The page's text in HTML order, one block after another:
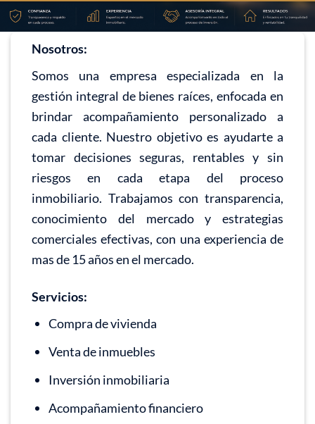
Nosotros:
Somos una empresa especializada en la
gestión integral de bienes raíces, enfocada en
brindar acompañamiento personalizado a
cada cliente. Nuestro objetivo es ayudarte a
tomar decisiones seguras, rentables y sin
riesgos en cada etapa del proceso
inmobiliario. Trabajamos con transparencia,
conocimiento del mercado y estrategias
comerciales efectivas, con una experiencia de
mas de 15 años en el mercado.
Servicios:
Compra de vivienda
Venta de inmuebles
Inversión inmobiliaria
Acompañamiento financiero